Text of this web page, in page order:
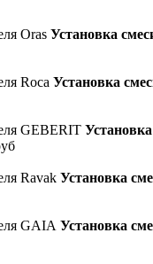
Установка
Установка
Установка
Установка